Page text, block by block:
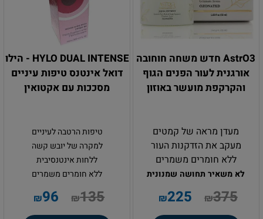
AstrO3 חדש משחה חוחובה
אורגנית לעור הפנים הגוף
והקרקפת מועשר באוזון
מעדן מראה של קמטים
מעקב את הזדקנות העור
ללא חומרים משמרים
לא משאיר תחושה שמנונית
₪375
₪225
HYLO DUAL INTENSE - הילו
דואל אינטנס טיפות עיניים
מסככות עם אקטואין
טיפות הרטבה לעיניים
למקרה של יובש קשה
ללחות אינטנסיבית
ללא חומרים משמרים
₪135
₪96